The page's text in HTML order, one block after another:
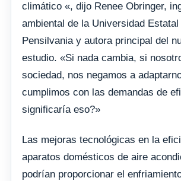
climático «, dijo Renee Obringer,
ambiental de la Universidad Estatal
Pensilvania y autora principal del
estudio. «Si nada cambia, si
sociedad, nos negamos a
cumplimos con las demandas de
significaría eso?»
Las mejoras tecnológicas en la
aparatos domésticos de aire
podrían proporcionar el